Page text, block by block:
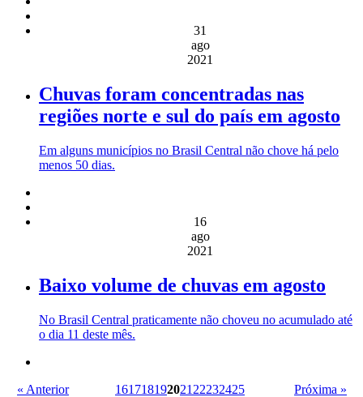
31
ago
2021
Chuvas foram concentradas nas
regiões norte e sul do país em agosto
Em alguns municípios no Brasil Central não chove há pelo
menos 50 dias.
16
ago
2021
Baixo volume de chuvas em agosto
No Brasil Central praticamente não choveu no acumulado até
o dia 11 deste mês.
« Anterior 161718192021 22232425 Próxima »